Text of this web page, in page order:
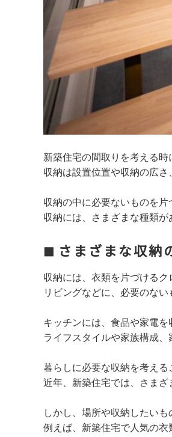
新築住宅の間取りを考える
収納は設置位置や収納の広
収納の中に必要ないものを片
収納には、さまざまな種類
さまざまな収納
収納には、衣類を片づけるク
リビングなどに、必要のない
キッチンには、食品や家電を
ライフスタイルや家族構成、
暮らしに必要な収納を考える
近年、新築住宅では、さまざ
しかし、場所や収納したい
例えば、新築住宅で人気の衣